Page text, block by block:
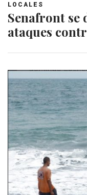
LOCALES
Senafront se
ataques